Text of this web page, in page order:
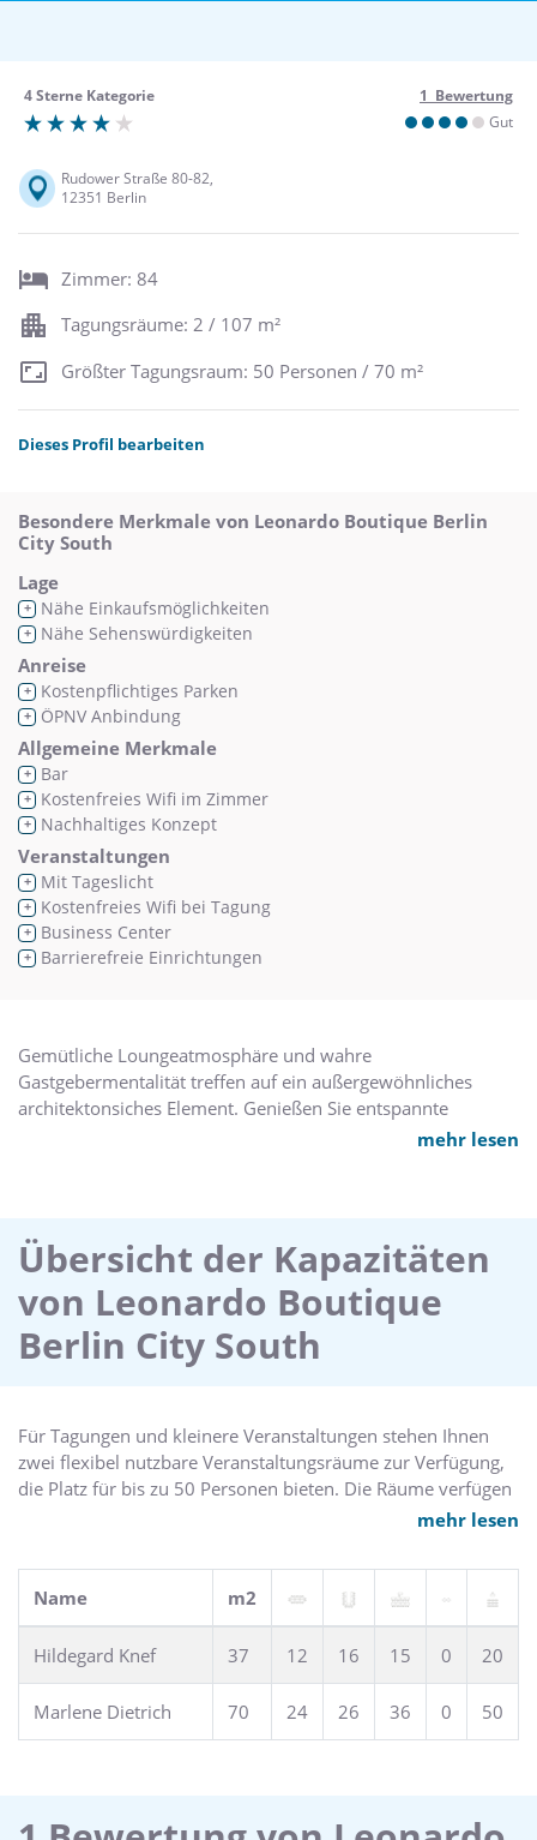
4 Sterne Kategorie
1 Bewertung
Gut
Rudower Straße 80-82,
12351 Berlin
Zimmer: 84
Tagungsräume: 2 / 107 m²
Größter Tagungsraum: 50 Personen / 70 m²
Dieses Profil bearbeiten
Besondere Merkmale von Leonardo Boutique Berlin
City South
Lage
+ Nähe Einkaufsmöglichkeiten
+ Nähe Sehenswürdigkeiten
Anreise
+ Kostenpflichtiges Parken
+ ÖPNV Anbindung
Allgemeine Merkmale
+ Bar
+ Kostenfreies Wifi im Zimmer
+ Nachhaltiges Konzept
Veranstaltungen
+ Mit Tageslicht
+ Kostenfreies Wifi bei Tagung
+ Business Center
+ Barrierefreie Einrichtungen
Gemütliche Loungeatmosphäre und wahre
Gastgebermentalität treffen auf ein außergewöhnliches
architektonsiches Element. Genießen Sie entspannte
mehr lesen
Übersicht der Kapazitäten
von Leonardo Boutique
Berlin City South
Für Tagungen und kleinere Veranstaltungen stehen Ihnen
zwei flexibel nutzbare Veranstaltungsräume zur Verfügung,
die Platz für bis zu 50 Personen bieten. Die Räume verfügen
über Tageslicht, sind individuell verdunkelbar und mitmehr lesen
Name m2
Hildegard Knef 37 12 16 15 0 20
Marlene Dietrich 70 24 26 36 0 50